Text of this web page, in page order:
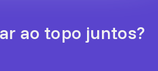
ao topo juntos?